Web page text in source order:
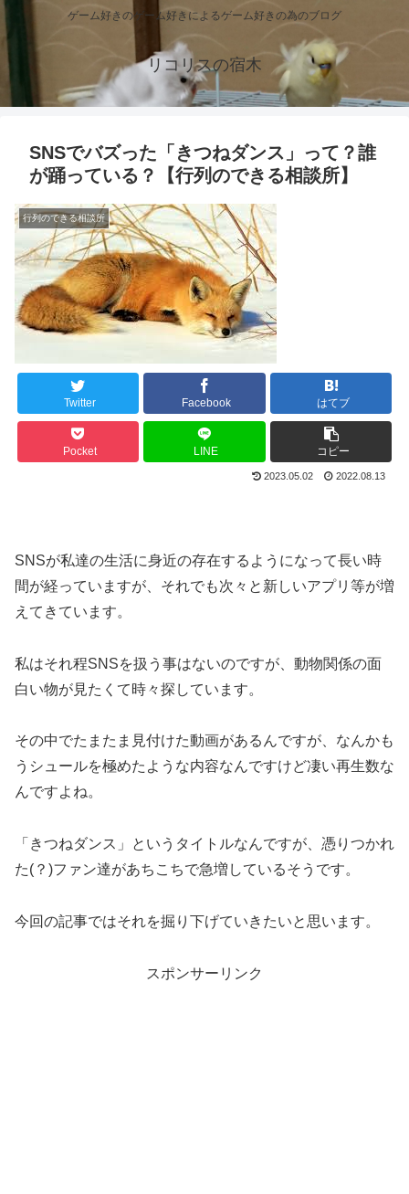
ゲーム好きのゲーム好きによるゲーム好きの為のブログ
リコリスの宿木
SNSでバズった「きつねダンス」って？誰
が踊っている？【行列のできる相談所】
行列のできる相談所
Twitter Facebook はてブ
Pocket LINE コピー
2023.05.02 2022.08.13
SNSが私達の生活に身近の存在するようになって長い時
間が経っていますが、それでも次々と新しいアプリ等が増
えてきています。
私はそれ程SNSを扱う事はないのですが、動物関係の面
白い物が見たくて時々探しています。
その中でたまたま見付けた動画があるんですが、なんかも
うシュールを極めたような内容なんですけど凄い再生数な
んですよね。
「きつねダンス」というタイトルなんですが、憑りつかれ
た(？)ファン達があちこちで急増しているそうです。
今回の記事ではそれを掘り下げていきたいと思います。
スポンサーリンク